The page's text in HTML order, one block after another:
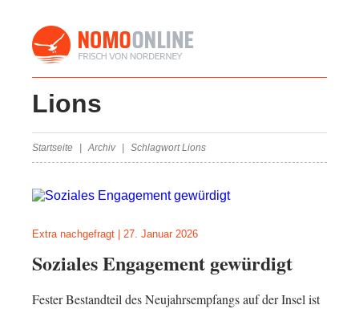
Lions
Startseite Archiv Schlagwort Lions
Extra nachgefragt 27. Januar 2026
Soziales Engagement gewürdigt
Fester Bestandteil des Neujahrsempfangs auf der Insel ist